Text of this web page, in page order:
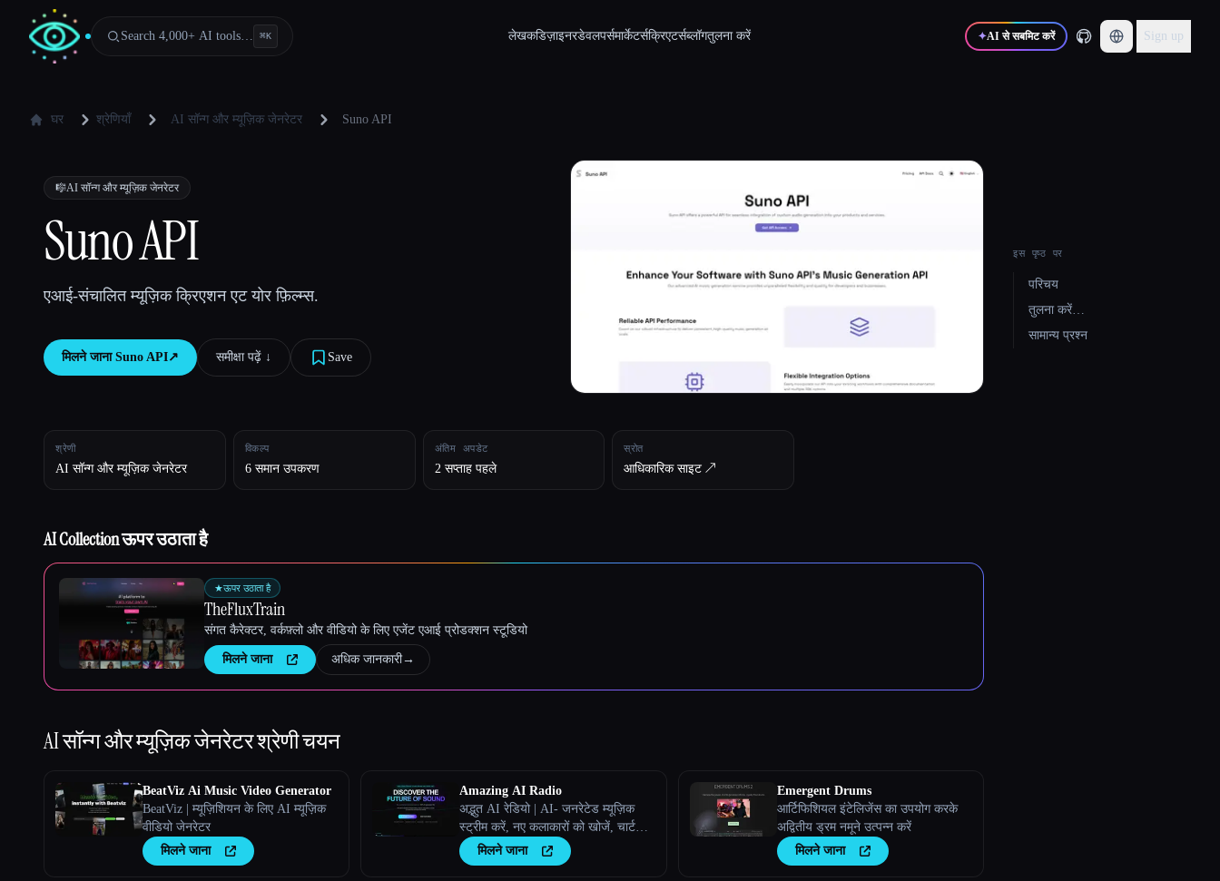
Search 4,000+ AI tools… ⌘K लेखकडिज़ाइनरडेवलपर्समार्केटर्सक्रिएटर्सब्लॉगतुलना करें ✦AI से सबमिट करें Sign up
घर श्रेणियाँ AI सॉन्ग और म्यूज़िक जेनरेटर Suno API
🎼AI सॉन्ग और म्यूज़िक जेनरेटर
Suno API
एआई-संचालित म्यूज़िक क्रिएशन एट योर फ़िल्म्स.
मिलने जाना Suno API↗︎ समीक्षा पढ़ें ↓︎ Save
श्रेणी
AI सॉन्ग और म्यूज़िक जेनरेटर
विकल्प
6 समान उपकरण
अंतिम अपडेट
2 सप्ताह पहले
स्रोत
आधिकारिक साइट ↗︎
AI Collection ऊपर उठाता है
★ऊपर उठाता है
TheFluxTrain
संगत कैरेक्टर, वर्कफ़्लो और वीडियो के लिए एजेंट एआई प्रोडक्शन स्टूडियो
मिलने जाना अधिक जानकारी→
AI सॉन्ग और म्यूज़िक जेनरेटरश्रेणी चयन
BeatViz Ai Music Video Generator
BeatViz | म्यूज़िशियन के लिए AI म्यूज़िक
वीडियो जेनरेटर
मिलने जाना
Amazing AI Radio
अद्भुत AI रेडियो | AI- जनरेटेड म्यूज़िक
स्ट्रीम करें, नए कलाकारों को खोजें, चार्ट
देखें, और Amazing AI रेडियो पर अपने
खुद के ट्रैक अपलोड करें।
मिलने जाना
Emergent Drums
आर्टिफिशियल इंटेलिजेंस का उपयोग करके
अद्वितीय ड्रम नमूने उत्पन्न करें
मिलने जाना
इस पृष्ठ पर
परिचय
तुलना करें…
सामान्य प्रश्न